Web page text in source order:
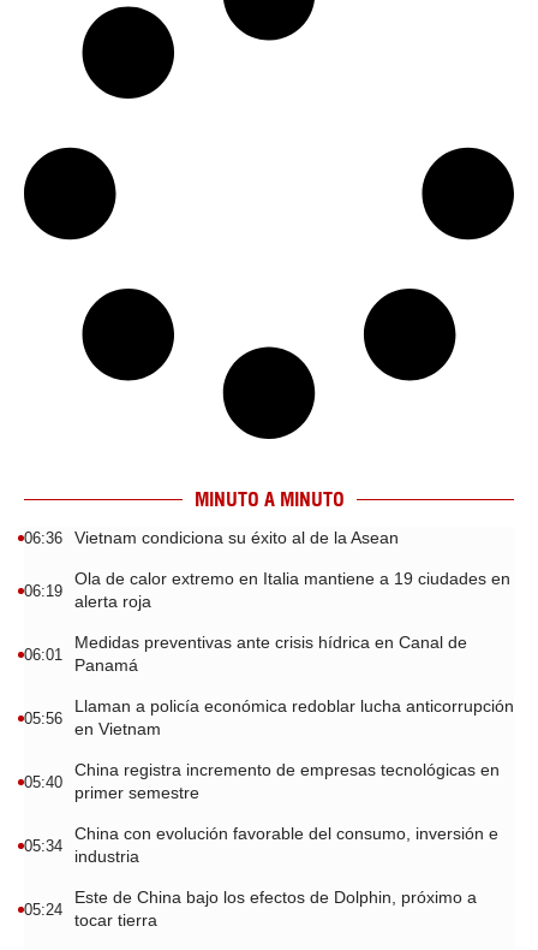
MINUTO A MINUTO
06:36 Vietnam condiciona su éxito al de la Asean
06:19
Ola de calor extremo en Italia mantiene a 19 ciudades en
alerta roja
06:01
Medidas preventivas ante crisis hídrica en Canal de
Panamá
05:56
Llaman a policía económica redoblar lucha anticorrupción
en Vietnam
05:40
China registra incremento de empresas tecnológicas en
primer semestre
05:34
China con evolución favorable del consumo, inversión e
industria
05:24
Este de China bajo los efectos de Dolphin, próximo a
tocar tierra